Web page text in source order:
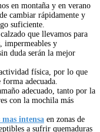
en montaña y en verano
cambiar rápidamente y
suficiente.
que llevamos para
impermeables y
duda serán la mejor
actividad física, por lo que
adecuada.
adecuado, tanto por la
con la mochila más
intensa en zonas de
a sufrir quemaduras